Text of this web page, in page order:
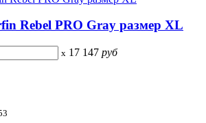
Rebel PRO Gray размер XL
x 17 147 руб